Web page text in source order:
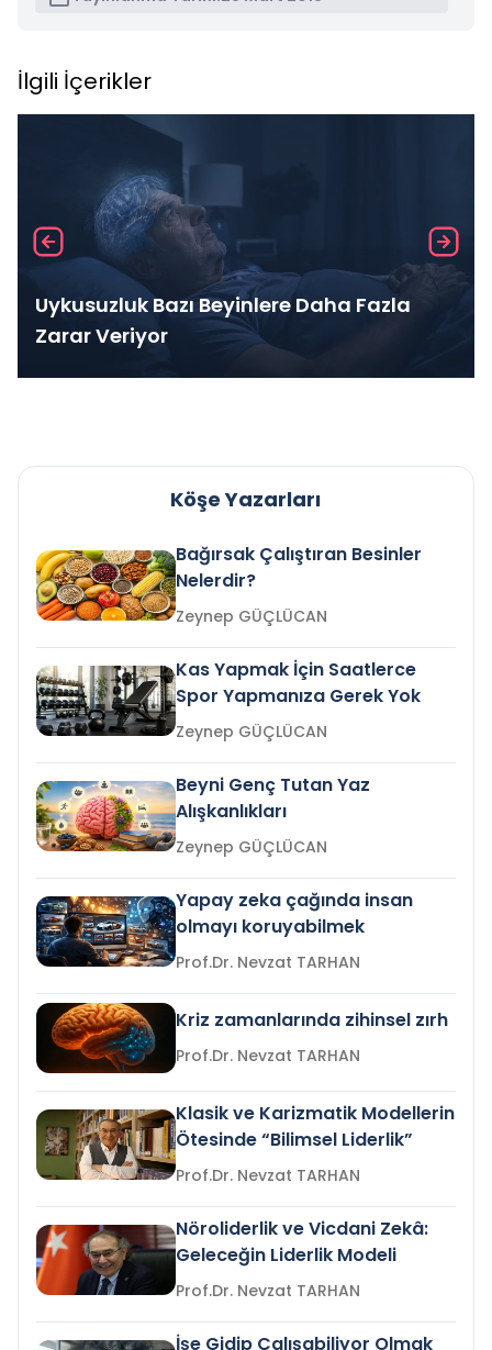
İlgili İçerikler
Uykusuzluk Bazı Beyinlere Daha Fazla
Zarar Veriyor
Köşe Yazarları
Bağırsak Çalıştıran Besinler
Nelerdir?
Zeynep GÜÇLÜCAN
Kas Yapmak İçin Saatlerce
Spor Yapmanıza Gerek Yok
Zeynep GÜÇLÜCAN
Beyni Genç Tutan Yaz
Alışkanlıkları
Zeynep GÜÇLÜCAN
Yapay zeka çağında insan
olmayı koruyabilmek
Prof.Dr. Nevzat TARHAN
Kriz zamanlarında zihinsel zırh
Prof.Dr. Nevzat TARHAN
Klasik ve Karizmatik Modellerin
Ötesinde “Bilimsel Liderlik”
Prof.Dr. Nevzat TARHAN
Nöroliderlik ve Vicdani Zekâ:
Geleceğin Liderlik Modeli
Prof.Dr. Nevzat TARHAN
İşe Gidip Çalışabiliyor Olmak